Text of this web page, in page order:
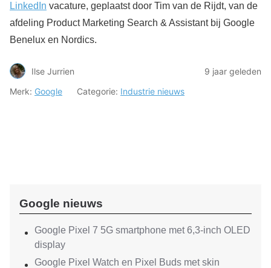
LinkedIn vacature, geplaatst door Tim van de Rijdt, van de
afdeling Product Marketing Search & Assistant bij Google
Benelux en Nordics.
Ilse Jurrien
9 jaar geleden
Merk: Google Categorie: Industrie nieuws
Google nieuws
Google Pixel 7 5G smartphone met 6,3-inch OLED
display
Google Pixel Watch en Pixel Buds met skin